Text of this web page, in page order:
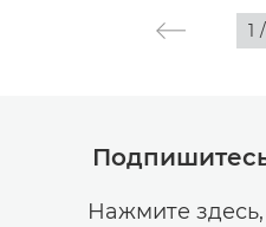
1 /
Нажмите